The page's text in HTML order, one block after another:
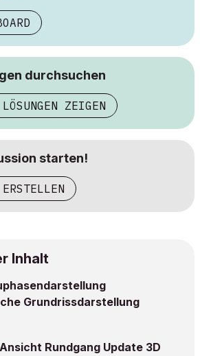
durchsuchen
ZEIGEN
starten!
Inhalt
Grundrissdarstellung
Rundgang Update 3D